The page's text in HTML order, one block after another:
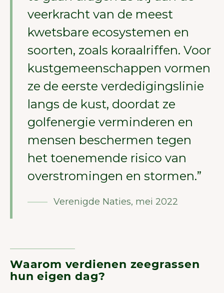
veerkracht van de meest
kwetsbare ecosystemen en
soorten, zoals koraalriffen. Voor
kustgemeenschappen vormen
ze de eerste verdedigingslinie
langs de kust, doordat ze
golfenergie verminderen en
mensen beschermen tegen
het toenemende risico van
overstromingen en stormen.”
Verenigde Naties, mei 2022
Waarom verdienen zeegrassen
hun eigen dag?